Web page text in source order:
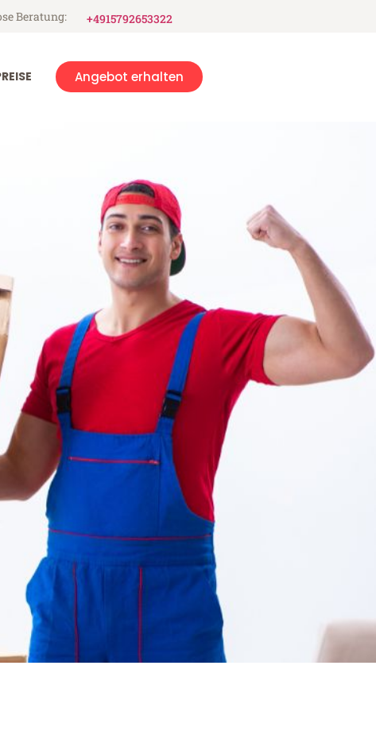
Beratung: +4915792653322
Angebot erhalten